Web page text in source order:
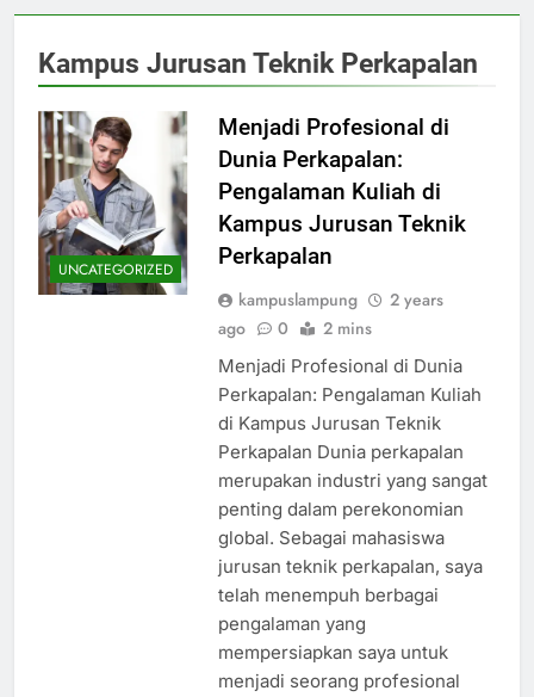
Kampus Jurusan Teknik Perkapalan
UNCATEGORIZED
Menjadi Profesional di
Dunia Perkapalan:
Pengalaman Kuliah di
Kampus Jurusan Teknik
Perkapalan
kampuslampung
2 years
ago
0 2 mins
Menjadi Profesional di Dunia
Perkapalan: Pengalaman Kuliah
di Kampus Jurusan Teknik
Perkapalan Dunia perkapalan
merupakan industri yang sangat
penting dalam perekonomian
global. Sebagai mahasiswa
jurusan teknik perkapalan, saya
telah menempuh berbagai
pengalaman yang
mempersiapkan saya untuk
menjadi seorang profesional